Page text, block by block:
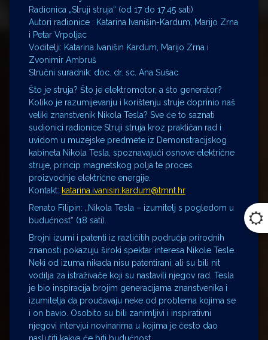
Radionica „Struji struja“ (od 17 do 17:45 sati)
Autori radionice : Katarina Ivanišin-Kardum, Marijo Zrna
i Petar Vrpoljac
Voditelji: Katarina Ivanišin Kardum, Marijo Zrna i
Zvonimir Ambruš
Stručni suradnik: doc. dr. sc. Ana Sušac
Što je struja? Što je elektromotor, a što generator?
Koliko je razumijevanju i korištenju struje doprinio naš
veliki znanstvenik Nikola Tesla? Sve će to saznati
sudionici radionice Struji struja kroz praktičan rad i
uvidom u muzejske predmete iz Demonstracijskog
kabineta Nikola Tesla, spoznavajući osnove električne
struje, princip magnetskog polja te proces
proizvodnje električne energije.
Kontakt: katarina.ivanisin.kardum@tmnt.hr
Renato Filipin: „Nikola Tesla – izumitelj s pogledom u
budućnost“ (18 sati).
Brojni izumi i patenti iz različitih područja prirodnih
znanosti pokazuju široki spektar interesa Nikole Tesle.
Neki od izuma nikada nisu patentirani, ali su bili nit
vodilja za istraživače koji su nastavili njegov rad. Tesla
je bio inspiracija brojim generacijama znanstvenika i
izumitelja da proučavaju neke od problema kojima se
i on bavio. Osobito su bili zanimljivi i inspirativni
njegovi intervjui novinarima u kojima je često dao
naslutiti kakva će biti budućnost.